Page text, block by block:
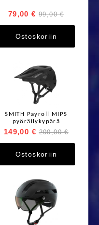
79,00 € 99,00 €
Ostoskoriin
SMITH Payroll MIPS
pyöräilykypärä
149,00 € 200,00 €
Ostoskoriin